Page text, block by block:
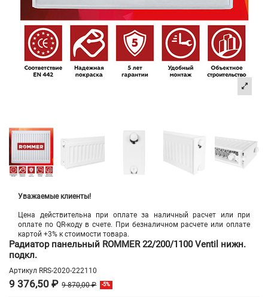
Уважаемые клиенты!
Цена действительна при оплате за наличный расчет или при
оплате по QR-коду в счете. При безналичном расчете или оплате
картой +3% к стоимости товара.
Радиатор панельный ROMMER 22/200/1100 Ventil нижн.
подкл.
Артикул RRS-2020-222110
9 376,50 ₽ 9 870,00 ₽ -5%